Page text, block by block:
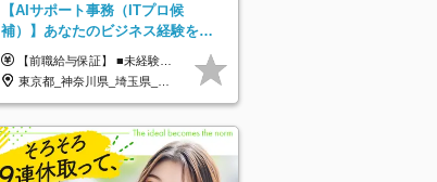
【AIサポート事務（ITプロ候
補）】あなたのビジネス経験をAI
業界で活かす◆IT未経験OK◆目指
せるコンサル
【前職給与保証】 ■未経験者： 月給30万円～35万円 ■ローキャリア（経験目安1年程度）： 月給35万円～40万円 ■経験者（経験目安3年以上）： 月給40万円～60万円 ■即戦力（経験目安5年以上）： 月給45万円～80万円 ※上記金額には固定残業代30時間分 【未経験者5万5000円～7万3000円、 ローキャリア6万4000円～7万3000円、 経験者5万8000円～10万9000円、 即戦力8万2000円～14万5000円】を含みます。 ※30時間を超える場合は追加で全額支給します。 ※経験・能力・前職給与などを総合的に評価したうえでご納得いただけるよう個別決定。 未経験者の場合、前職給与とポテンシャルを査定のうえ決定いたします。 ※日本国内でのIT業界経験、または同等の実務経験と能力に応じて決定します。 ※前職給与は日本円かつ、日本国内での実績に基づき評価します。 【納得の評価システム】 ★クォーター毎に査定する評価制度導入！ 明確な評価基準で翌年度年収を上げましょう！ ★評価対象期間に在籍中のほとんどの社員が昇給し 年収アップを実現しています！ ★様々なインセンティブ制度を用意し多角的に正当評価しています！ ※試用期間6カ月（期間中の待遇等に差異なし）
東京都_神奈川県_埼玉県_千葉県